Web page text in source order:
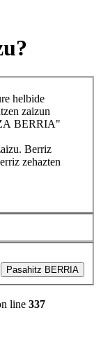
helbide
zaizun
BERRIA"
Berriz
zehazten
Pasahitz BERRIA
line 337